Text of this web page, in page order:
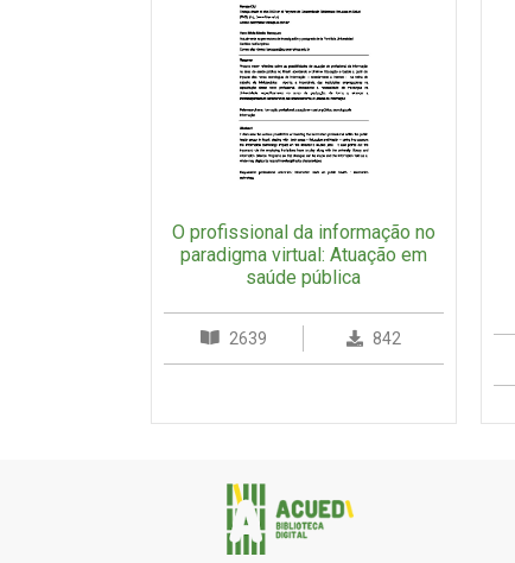
O profissional da informação no
paradigma virtual: Atuação em
saúde pública
2639 842